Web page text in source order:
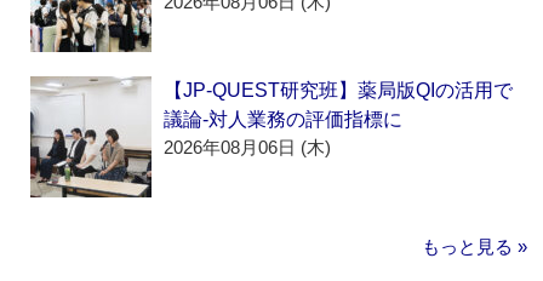
【JP-QUEST研究班】薬局版QIの活用で
議論‐対人業務の評価指標に
2026年08月06日 (木)
もっと見る »